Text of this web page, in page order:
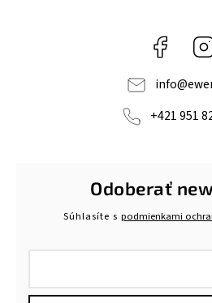
info@
+421 951
Odoberať
Súhlasíte s podmienkami